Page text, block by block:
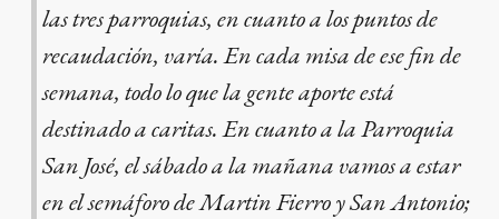
las tres parroquias, en cuanto a los puntos de
recaudación, varía. En cada misa de ese fin de
semana, todo lo que la gente aporte está
destinado a caritas. En cuanto a la Parroquia
San José, el sábado a la mañana vamos a estar
en el semáforo de Martin Fierro y San Antonio;